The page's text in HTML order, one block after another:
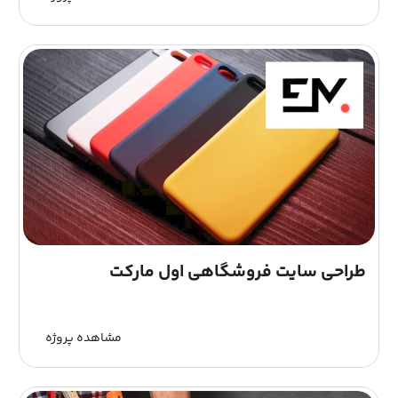
طراحی سایت فروشگاهی اول مارکت
مشاهده پروژه